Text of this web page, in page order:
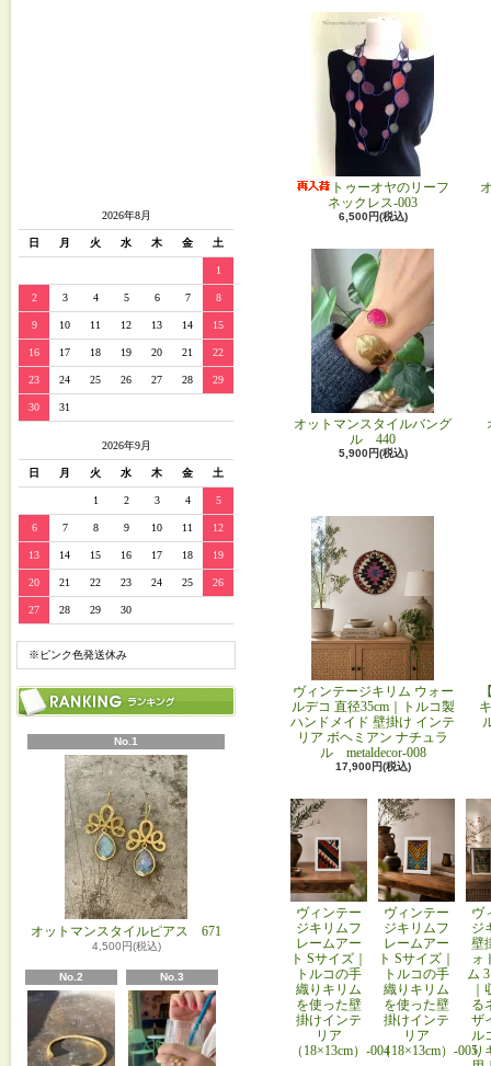
2026年8月
日 月 火 水 木 金 土
1
2 3 4 5 6 7 8
9 10 11 12 13 14 15
16 17 18 19 20 21 22
23 24 25 26 27 28 29
30 31
2026年9月
日 月 火 水 木 金 土
1 2 3 4 5
6 7 8 9 10 11 12
13 14 15 16 17 18 19
20 21 22 23 24 25 26
27 28 29 30
※ピンク色発送休み
No.1
オットマンスタイルピアス 671
4,500円(税込)
No.2 No.3
トゥーオヤのリーフ
ネックレス-003
6,500円(税込)
オットマンスタイルバング
ル 440
5,900円(税込)
ヴィンテージキリム ウォー
ルデコ 直径35cm｜トルコ製
ハンドメイド 壁掛け インテ
リア ボヘミアン ナチュラ
ル metaldecor-008
17,900円(税込)
ヴィンテー
ジキリムフ
レームアー
ト Sサイズ｜
トルコの手
織りキリム
を使った壁
掛けインテ
リア
（18×13cm）-004
ヴィンテー
ジキリムフ
レームアー
ト Sサイズ｜
トルコの手
織りキリム
を使った壁
掛けインテ
リア
（18×13cm）-005
ヴ
ジ
壁
ォ
ム
る
ザ
ル
り